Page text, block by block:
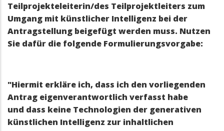
Teilprojekteleiterin/des Teilprojektleiters zum
Umgang mit künstlicher Intelligenz bei der
Antragstellung beigefügt werden muss. Nutzen
Sie dafür die folgende Formulierungsvorgabe:
"Hiermit erkläre ich, dass ich den vorliegenden
Antrag eigenverantwortlich verfasst habe
und dass keine Technologien der generativen
künstlichen Intelligenz zur inhaltlichen